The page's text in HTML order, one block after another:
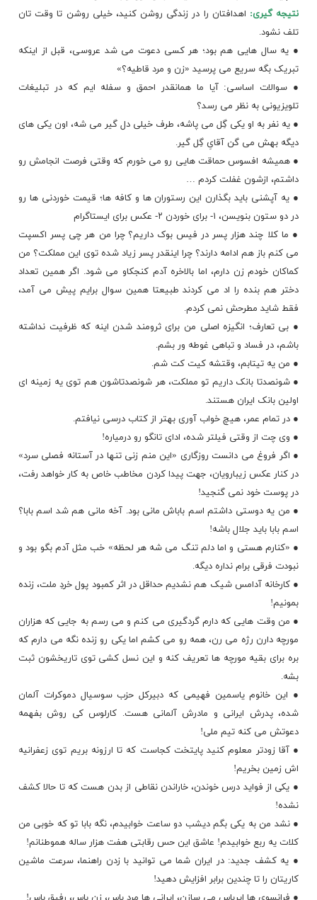
نتیجه گیری: اهدافتان را در زندگی روشن کنید، خیلی روشن تا وقت تان
تلف نشود.
● یه سال هایی هم بود؛ هر کسی دعوت می شد عروسی، قبل از اینکه
تبریک بگه سریع می پرسید «زن و مرد قاطیه؟»
● سوالات اساسی: آیا ما همانقدر احمق و سفله ایم که در تبلیغات
تلویزیونی به نظر می رسد؟
● یه نفر به او یکی گِل می پاشه، طرف خیلی دل گیر می شه، اون یکی های
دیگه بهش می گن آقایِ گِل گیر.
● همیشه افسوس حماقت هایی رو می خورم که وقتی فرصت انجامش رو
داشتم، ازشون غفلت کردم …
● یه آپشنی باید بگذارن این رستوران ها و کافه ها؛ قیمت خوردنی ها رو
در دو ستون بنویسن، ۱- برای خوردن ۲- عکس برای ایستاگرام
● ما کلا چند هزار پسر در فیس بوکداریم؟ چرا من هر چی پسر اکسپت
می کنم باز هم ادامه دارند؟ چرا اینقدر پسر زیاد شده توی این مملکت؟ من
کماکان خودم زن دارم، اما بالاخره آدم کنجکاو می شود. اگر همین تعداد
دختر هم بنده را اد می کردند طبیعتا همین سوال برایم پیش می آمد،
فقط شاید مطرحش نمی کردم.
● بی تعارف؛ انگیزه اصلی من برای ثرومند شدن اینه که ظرفیت نداشته
باشم، در فساد و تباهی غوطه ور بشم.
● من یه تیتابم، وقتشه کیت کت شم.
● شونصدتا بانک داریم تو مملکت، هر شونصدتاشون هم توی یه زمینه ای
اولین بانک ایران هستند.
● در تمام عمر، هیچ خواب آوری بهتر از کتاب درسی نیافتم.
● وی چت از وقتی فیلتر شده، ادای تانگو رو درمیاره!
● اگر فروغ می دانست روزگاری «این منم زنی تنها در آستانه فصلی سرد»
در کنار عکس زیبارویان، جهت پیدا کردن مخاطب خاص به کار خواهد رفت،
در پوست خود نمی گنجید!
● من یه دوستی داشتم اسم باباش مانی بود. آخه مانی هم شد اسم بابا؟
اسم بابا باید جلال باشه!
● «کنارم هستی و اما دلم تنگ می شه هر لحظه» خب مثل آدم بگو بود و
نبودت فرقی برام نداره دیگه.
● کارخانه آدامس شیک هم نشدیم حداقل در اثر کمبود پول خردِ ملت، زنده
بمونیم!
● من وقت هایی که دارم گردگیری می کنم و می رسم به جایی که هزاران
مورچه دارن رژه می رن، همه رو می کشم اما یکی رو زنده نگه می دارم که
بره برای بقیه مورچه ها تعریف کنه و این نسل کشی توی تاریخشون ثبت
بشه.
● این خانوم یاسمین فهیمی که دبیرکل حزب سوسیال دموکرات آلمان
شده، پدرش ایرانی و مادرش آلمانی هست. کارلوس کی روش بفهمه
دعوتش می کنه تیم ملی!
● آقا زودتر معلوم کنید پایتخت کجاست که تا ارزونه بریم توی زعفرانیه
اش زمین بخریم!
● یکی از فواید درس خوندن، خاراندن نقاطی از بدن هست که تا حالا کشف
نشده!
● نشد من به یکی بگم دیشب دو ساعت خوابیدم، نگه بابا تو که خوبی من
کلات یه ربع خوابیدم! عاشق این حس رقابتی هفت هزار ساله هموطنانم!
● یه کشف جدید: در ایران شما می توانید با زدن راهنما، سرعت ماشین
کاریتان را تا چندین برابر افزایش دهید!